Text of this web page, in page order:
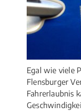
Egal wie viele
Flensburger
Fahrerlaubnis